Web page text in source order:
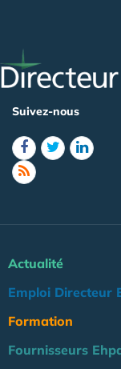
Suivez-nous
Actualité
Emploi Directeur
Formation
Fournisseurs